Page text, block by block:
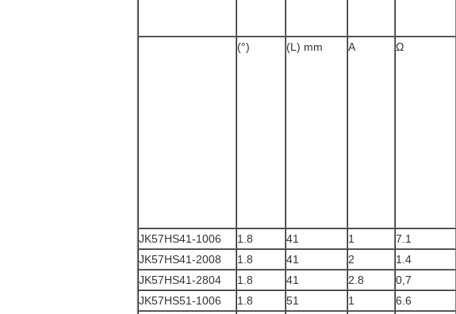
(°) (L) mm A Ω
JK57HS41-1006 1.8 41 1 7.1
JK57HS41-2008
1.8 41 2 1.4
JK57HS41-2804
1.8 41 2.8 0,7
JK57HS51-1006
1.8 51 1 6.6